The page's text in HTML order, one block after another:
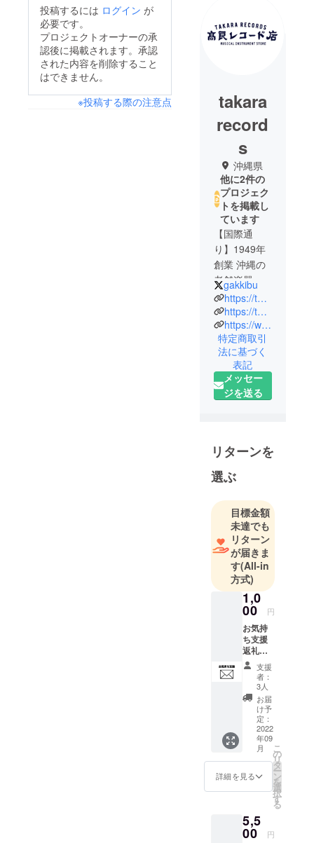
投稿するには ログイン が
必要です。
プロジェクトオーナーの承
認後に掲載されます。承認
された内容を削除すること
はできません。
※投稿する際の注意点
takara
record
s
沖縄県
他に2件の
プロジェク
トを掲載し
ています
【国際通
り】1949年
創業 沖縄の
老舗楽器屋
さんです！
ぜひ見にき
て下さい
ね〜☆《昼
11時〜夜7
時》毎週木
曜日 定休
TEL:098-
gakkibu
https://twitter.com/gakkibu
https://takara-rg.com/
https://www.youtube.com/channel/UCN0Bz3vQOokllIY5H4Jcctg
特定商取引
法に基づく
表記
メッセー
ジを送る
リターンを
選ぶ
目標金額
未達でも
リターン
が届きま
す(All-in
方式)
1,0
00 円
お気持
ち支援
返礼品
が特に
必要無
い方は
こちら
をご選
択くだ
さい。
感謝の
ハガキ
を送ら
せて頂
きま
す。
支援
者：
3人
お届
け予
定：
2022
年09
月
詳細を見る
こ
の
リ
タ
ー
ン
を
選
択
す
る
5,5
00 円